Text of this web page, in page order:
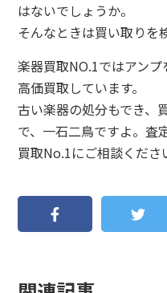
はないでしょうか。
そんなときは買い取りを
楽器買取NO.1ではアン
高価買取しています。
古い楽器の処分もでき、
で、一石二鳥ですよ。査
買取No.1にご相談くださ